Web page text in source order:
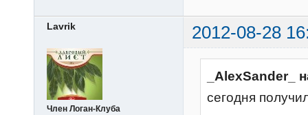
Lavrik 2012-08-28
Член Логан-Клуба
_AlexSander_
сегодня